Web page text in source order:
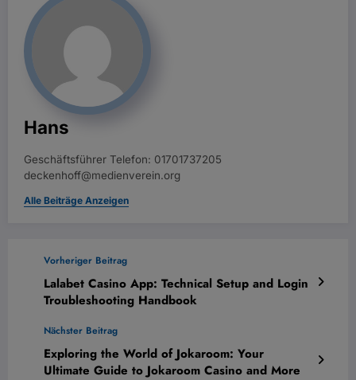
Hans
Geschäftsführer Telefon: 01701737205
deckenhoff@medienverein.org
Alle Beiträge Anzeigen
Vorheriger Beitrag
Lalabet Casino App: Technical Setup and Login
Troubleshooting Handbook
Nächster Beitrag
Exploring the World of Jokaroom: Your
Ultimate Guide to Jokaroom Casino and More